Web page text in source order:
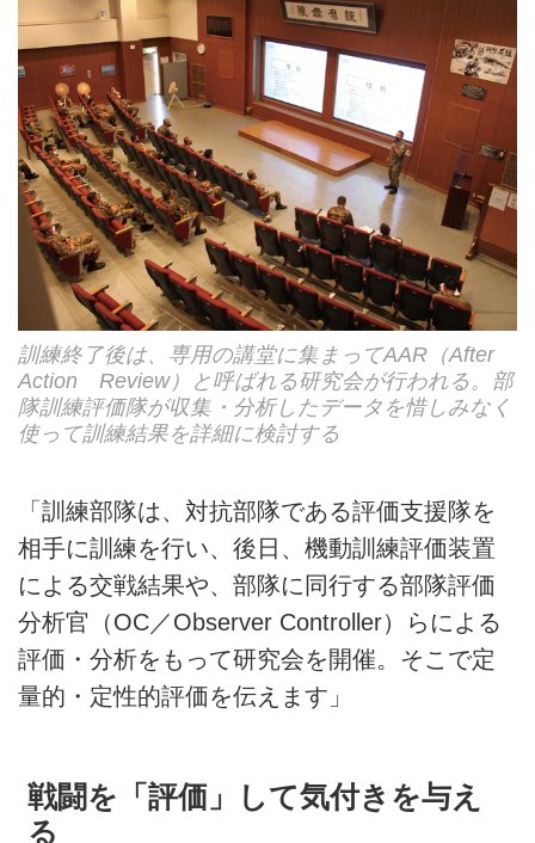
訓練終了後は、専用の講堂に集まってAAR（After
Action Review）と呼ばれる研究会が行われる。部
隊訓練評価隊が収集・分析したデータを惜しみなく
使って訓練結果を詳細に検討する
「訓練部隊は、対抗部隊である評価支援隊を
相手に訓練を行い、後日、機動訓練評価装置
による交戦結果や、部隊に同行する部隊評価
分析官（OC／Observer Controller）らによる
評価・分析をもって研究会を開催。そこで定
量的・定性的評価を伝えます」
戦闘を「評価」して気付きを与え
る